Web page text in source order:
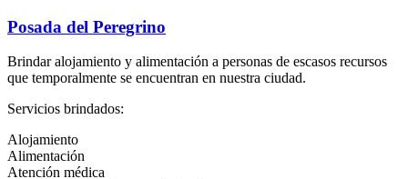
Posada del Peregrino
Brindar alojamiento y alimentación a personas de escasos recursos
que temporalmente se encuentran en nuestra ciudad.
Servicios brindados:
Alojamiento
Alimentación
Atención médica